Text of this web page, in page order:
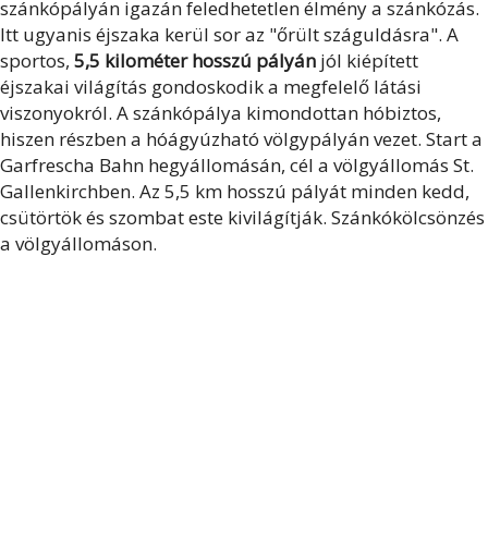
szánkópályán igazán feledhetetlen élmény a szánkózás.
Itt ugyanis éjszaka kerül sor az "őrült száguldásra". A
sportos, 5,5 kilométer hosszú pályán jól kiépített
éjszakai világítás gondoskodik a megfelelő látási
viszonyokról. A szánkópálya kimondottan hóbiztos,
hiszen részben a hóágyúzható völgypályán vezet. Start a
Garfrescha Bahn hegyállomásán, cél a völgyállomás St.
Gallenkirchben. Az 5,5 km hosszú pályát minden kedd,
csütörtök és szombat este kivilágítják. Szánkókölcsönzés
a völgyállomáson.